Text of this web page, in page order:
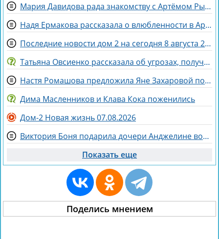
Мария Давидова рада знакомству с Артёмом Рышковским на доме 2
Надя Ермакова рассказала о влюбленности в Артёма Рышковского
Последние новости дом 2 на сегодня 8 августа 2026
Татьяна Овсиенко рассказала об угрозах, полученных мамой
Настя Ромашова предложила Яне Захаровой пожить у неё в гардеробной
Дима Масленников и Клава Кока поженились
Дом-2 Новая жизнь 07.08.2026
Виктория Боня подарила дочери Анджелине волшебного коня
Показать еще
Поделись мнением